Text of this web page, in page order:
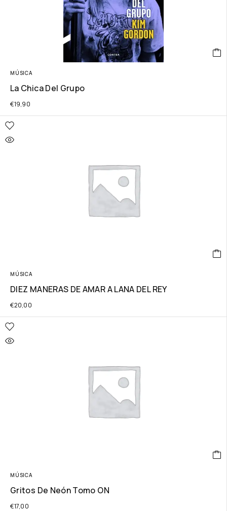
MÚSICA
La Chica Del Grupo
€19,90
MÚSICA
DIEZ MANERAS DE AMAR A LANA DEL REY
€20,00
MÚSICA
Gritos De Neón Tomo ON
€17,00